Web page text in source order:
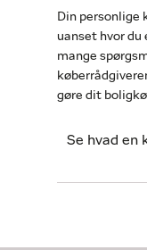
Din personlige
uanset hvor du
mange
gøre dit
Se hvad en